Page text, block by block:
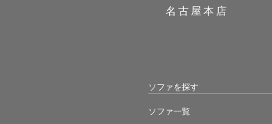
名古屋本店
ソファを探す
ソファ一覧